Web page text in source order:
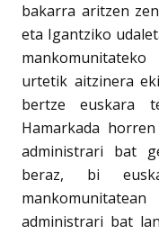
bakarra aritzen
eta Igantziko
urtetik aitzinera
bertze euskara
Hamarkada
administrari bat
beraz, bi
administrari bat